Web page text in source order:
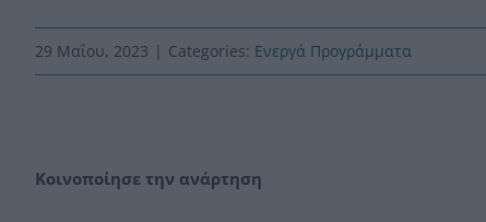
29 Μαΐου, 2023 | Categories: Ενεργά Προγράμματα
Κοινοποίησε την ανάρτηση